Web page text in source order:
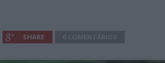
SHARE